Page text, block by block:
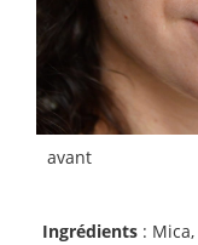
avant
Ingrédients: Mica,